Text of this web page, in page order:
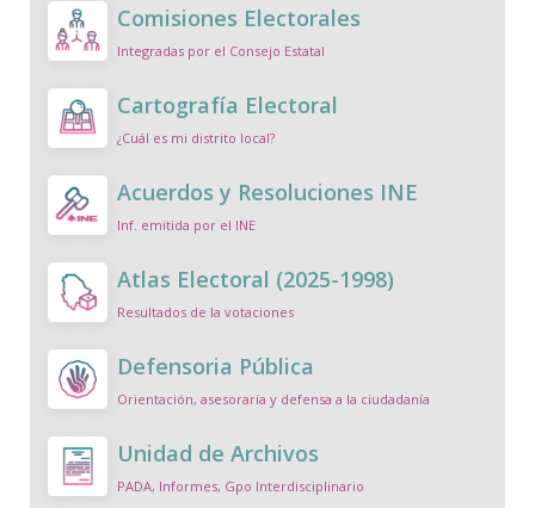
Comisiones Electorales
Integradas por el Consejo Estatal
Cartografía Electoral
¿Cuál es mi distrito local?
Acuerdos y Resoluciones INE
Inf. emitida por el INE
Atlas Electoral (2025-1998)
Resultados de la votaciones
Defensoria Pública
Orientación, asesoraría y defensa a la ciudadanía
Unidad de Archivos
PADA, Informes, Gpo Interdisciplinario